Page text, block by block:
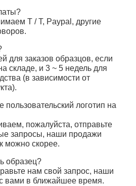
T / T, Paypal, другие
для заказов образцов, если
складе, и 3 ~ 5 недель для
(в зависимости от
логотип на
пожалуйста, отправьте
запросы, наши продажи
можно скорее.
образец?
нам свой запрос, наши
вами в ближайшее время.